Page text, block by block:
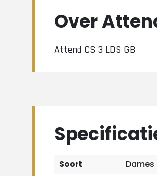
Over
Attend CS 3 LDS GB
Soort
Dames